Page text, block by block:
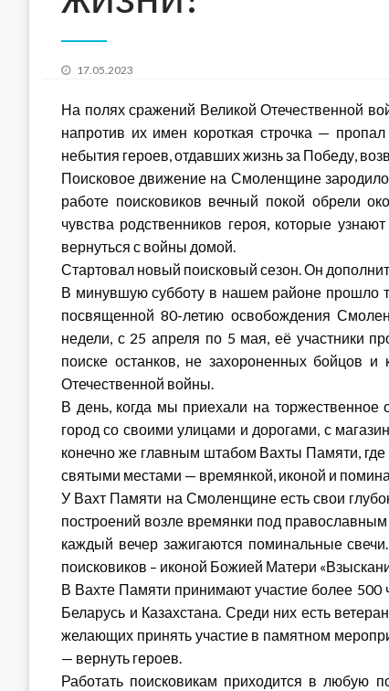
Posted
17.05.2023
На полях сражений Великой Отечественной
напротив их имен короткая строчка —
небытия героев, отдавших жизнь за Победу,
Поисковое движение на Смоленщине
работе поисковиков вечный покой обрели
чувства родственников героя, которые
вернуться с войны домой.
Стартовал новый поисковый сезон. Он
В минувшую субботу в нашем районе прошло
посвященной 80-летию освобождения
недели, с 25 апреля по 5 мая, её участники
поиске останков, не захороненных бойцов
Отечественной войны.
В день, когда мы приехали на
город со своими улицами и дорогами, с
конечно же главным штабом Вахты Памяти,
святыми местами — времянкой, иконой и
У Вахт Памяти на Смоленщине есть свои
построений возле времянки под православным
каждый вечер зажигаются поминальные
поисковиков – иконой Божией Матери
В Вахте Памяти принимают участие более 500
Беларусь и Казахстана. Среди них есть
желающих принять участие в памятном
— вернуть героев.
Работать поисковикам приходится в любую